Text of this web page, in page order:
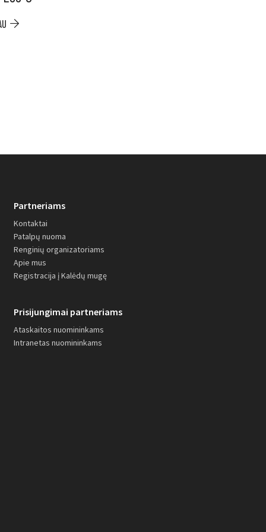
Partneriams
Kontaktai
Patalpų nuoma
Renginių organizatoriams
Apie mus
Registracija į Kalėdų mugę
Prisijungimai partneriams
Ataskaitos nuomininkams
Intranetas nuomininkams